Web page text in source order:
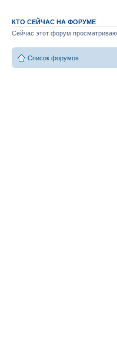
КТО СЕЙЧАС НА ФОРУМЕ
Сейчас этот форум
Список форумов